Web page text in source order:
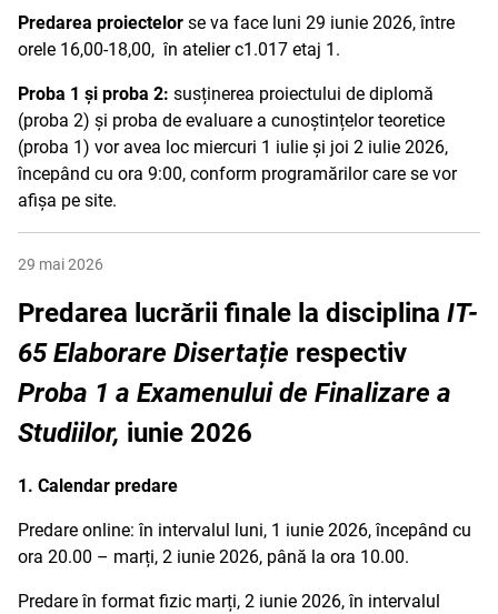
Predarea proiectelor se va face luni 29 iunie 2026, între
orele 16,00-18,00, în atelier c1.017 etaj 1.
Proba 1 și proba 2: susținerea proiectului de diplomă
(proba 2) și proba de evaluare a cunoștințelor teoretice
(proba 1) vor avea loc miercuri 1 iulie și joi 2 iulie 2026,
începând cu ora 9:00, conform programărilor care se vor
afișa pe site.
29 mai 2026
Predarea lucrării finale la disciplina IT-
65 Elaborare Disertație respectiv
Proba 1 a Examenului de Finalizare a
Studiilor, iunie 2026
1. Calendar predare
Predare online: în intervalul luni, 1 iunie 2026, începând cu
ora 20.00 – marți, 2 iunie 2026, până la ora 10.00.
Predare în format fizic marți, 2 iunie 2026, în intervalul